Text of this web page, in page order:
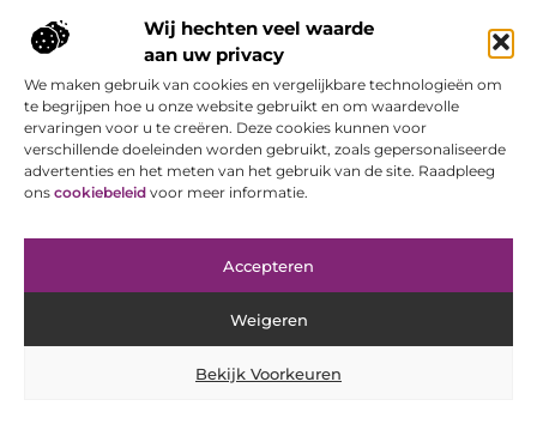
Wij hechten veel waarde
aan uw privacy
We maken gebruik van cookies en vergelijkbare technologieën om
te begrijpen hoe u onze website gebruikt en om waardevolle
ervaringen voor u te creëren. Deze cookies kunnen voor
verschillende doeleinden worden gebruikt, zoals gepersonaliseerde
advertenties en het meten van het gebruik van de site. Raadpleeg
ons cookiebeleid voor meer informatie.
Accepteren
Weigeren
Bekijk Voorkeuren
Jouw bron voor inzichten, tips en nieuws uit de digitale
Ontdek alles wat je moet weten over het dagelijks leven, met
een focus op praktische adviezen en actuele trends.
Bericht categorie
Onze informatie
Cookiebeleid (EU)